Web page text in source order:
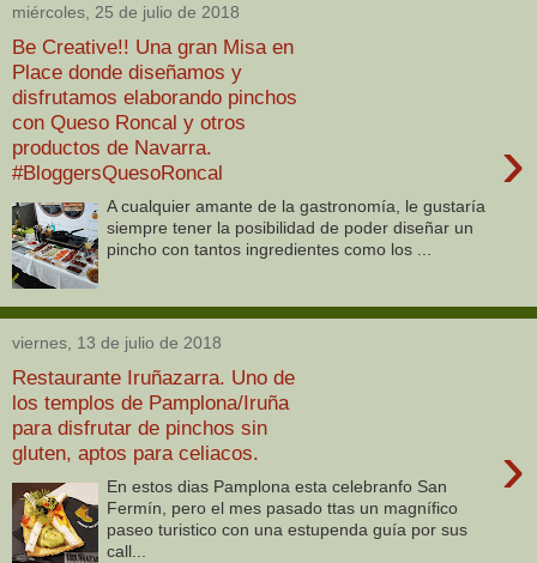
miércoles, 25 de julio de 2018
Be Creative!! Una gran Misa en
Place donde diseñamos y
disfrutamos elaborando pinchos
con Queso Roncal y otros
productos de Navarra.
#BloggersQuesoRoncal
›
A cualquier amante de la gastronomía, le gustaría
siempre tener la posibilidad de poder diseñar un
pincho con tantos ingredientes como los ...
viernes, 13 de julio de 2018
Restaurante Iruñazarra. Uno de
los templos de Pamplona/Iruña
para disfrutar de pinchos sin
gluten, aptos para celiacos.
›
En estos dias Pamplona esta celebranfo San
Fermín, pero el mes pasado ttas un magnífico
paseo turistico con una estupenda guía por sus
call...